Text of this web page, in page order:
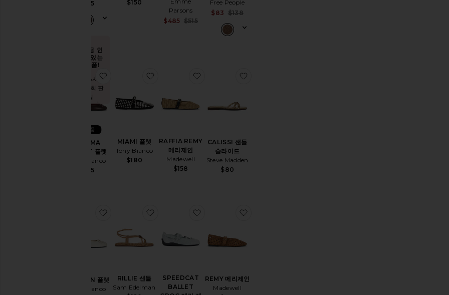
$155
$150
Parsons
$485
Previous price:
$515
Free People
$83 $138
지금 인
기 있는
상품!
지난 48시간
동안 12회 판
매됨
COMMA
BALLET 플랫
Tony Bianco
$155
신상품
찜상품COMMA BALLET 플랫
MIAMI 플랫
Tony Bianco
$180
찜상품MIAMI 플랫
RAFFIA REMY
메리제인
Madewell
$158
찜상품RAFFIA REMY 메리제인
CALISSI 샌들
슬라이드
Steve Madden
$80
CASPIAN 플랫
Tony Bianco
RILLIE 샌들
Sam Edelman
찜상품RILLIE 샌들
SPEEDCAT
BALLET
찜상품SPEEDCAT BALLET CROC 메리 제인 스니커즈
REMY 메리제인
Madewell